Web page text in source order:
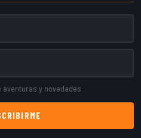
y novedades